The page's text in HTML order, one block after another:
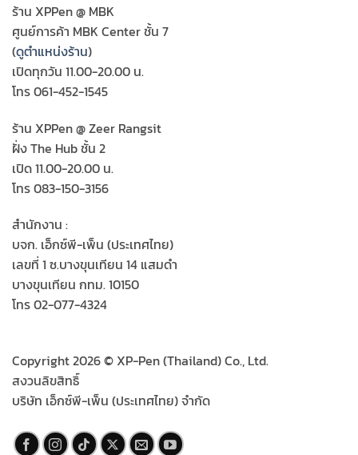
ร้าน XPPen @ MBK
ศูนย์การค้า MBK Center ชั้น 7
(ดูตำแหน่งร้าน)
เปิดทุกวัน 11.00-20.00 น.
โทร 061-452-1545
ร้าน XPPen @ Zeer Rangsit
ฝั่ง The Hub ชั้น 2
เปิด 11.00-20.00 น.
โทร 083-150-3156
สำนักงาน :
บจก. เอ็กซ์พี-เพ็น (ประเทศไทย)
เลขที่ 1 ซ.บางขุนเทียน 14 แสมดำ
บางขุนเทียน กทม. 10150
โทร 02-077-4324
Copyright 2026 © XP-Pen (Thailand) Co., Ltd.
สงวนลิขสิทธิ์
บริษัท เอ็กซ์พี-เพ็น (ประเทศไทย) จำกัด